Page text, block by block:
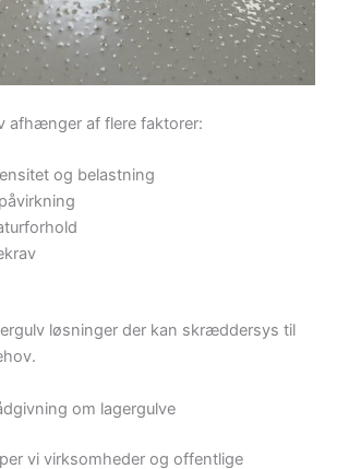
afhænger af flere faktorer:
og belastning
løsninger der kan skræddersys til
om lagergulve
vi virksomheder og offentlige